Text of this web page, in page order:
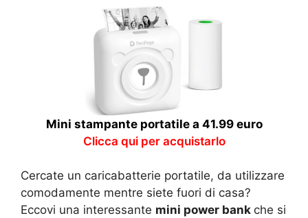
Mini stampante portatile a 41.99 euro
Clicca qui per acquistarlo
Cercate un caricabatterie portatile, da utilizzare
comodamente mentre siete fuori di casa?
Eccovi una interessante mini power bank che si